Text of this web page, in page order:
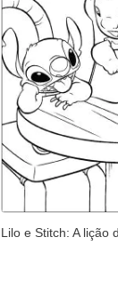
Lilo e Stitch: A lição